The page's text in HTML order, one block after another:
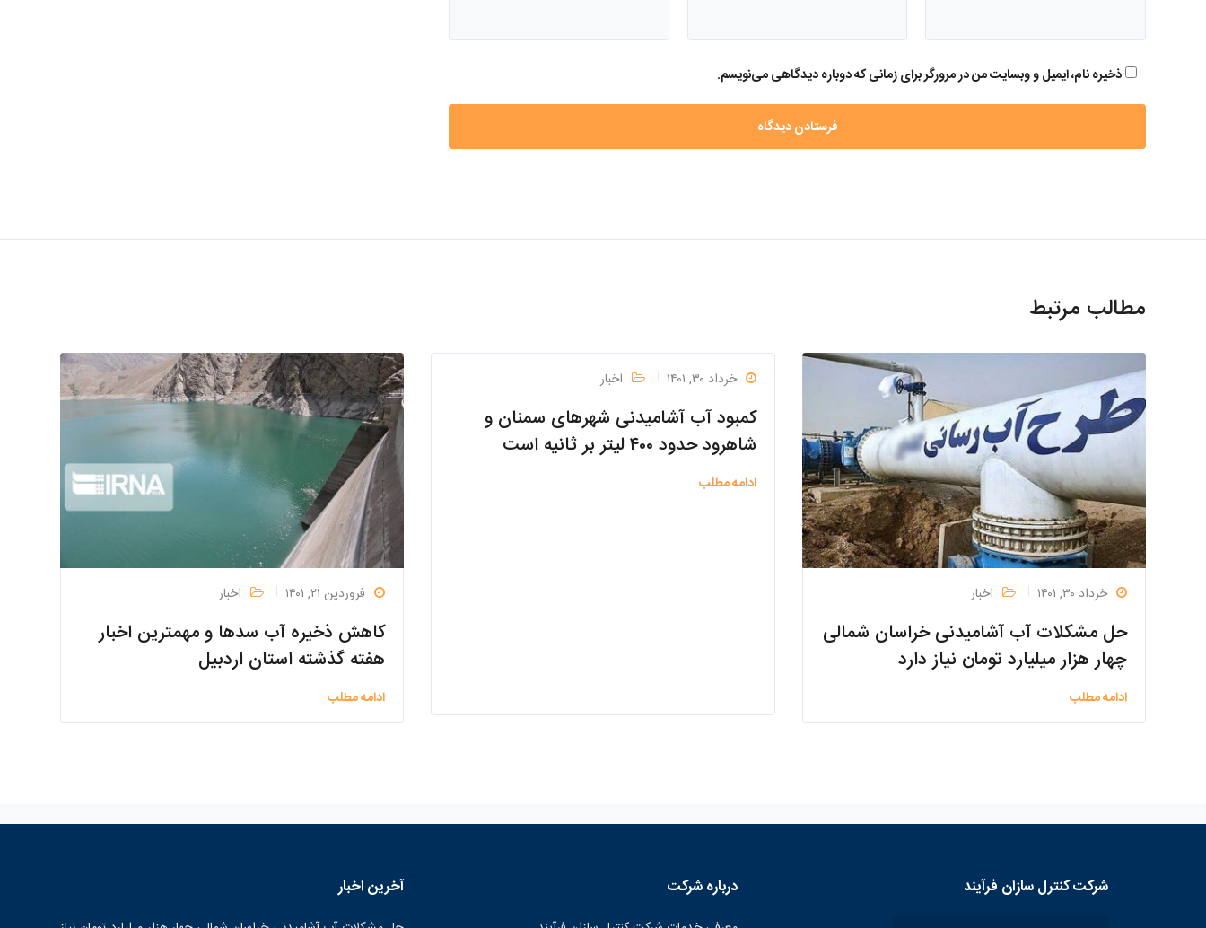
ذخیره نام، ایمیل و وبسایت من در مرورگر برای زمانی که دوباره دیدگاهی می‌نویسم.
مطالب مرتبط
خرداد ۳۰, ۱۴۰۱ اخبار
حل مشکلات آب آشامیدنی خراسان شمالی
چهار هزار میلیارد تومان نیاز دارد
ادامه مطلب
خرداد ۳۰, ۱۴۰۱ اخبار
کمبود آب آشامیدنی شهرهای سمنان و
شاهرود حدود ۴۰۰ لیتر بر ثانیه است
ادامه مطلب
فروردین ۲۱, ۱۴۰۱ اخبار
کاهش ذخیره آب سدها و مهمترین اخبار
هفته گذشته استان اردبیل
ادامه مطلب
آخرین اخبار درباره شرکت شرکت کنترل سازان فرآیند